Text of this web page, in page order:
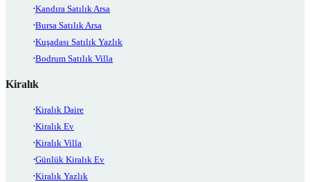
Kandıra Satılık Arsa
Bursa Satılık Arsa
Kuşadası Satılık Yazlık
Bodrum Satılık Villa
Kiralık
Kiralık Daire
Kiralık Ev
Kiralık Villa
Günlük Kiralık Ev
Kiralık Yazlık